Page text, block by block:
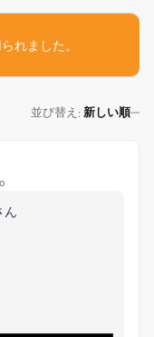
れました。
並び替え : 新しい順
ん